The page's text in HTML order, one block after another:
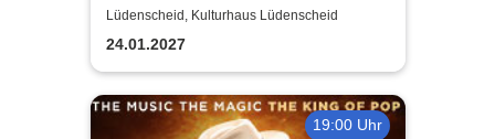
Japan - "INFINITY"-Tour
2026/2027
Lüdenscheid, Kulturhaus Lüdenscheid
24.01.2027
19:00 Uhr